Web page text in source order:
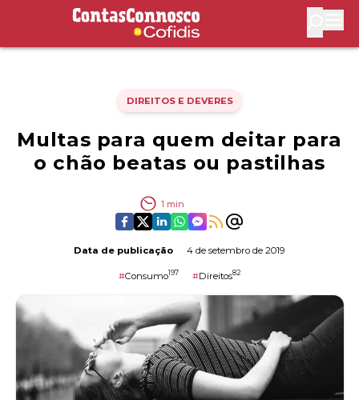
Contas Connosco by Cofidis
DIREITOS E DEVERES
Multas para quem deitar para
o chão beatas ou pastilhas
1 min
Data de publicação 4 de setembro de 2019
#Consumo197 #Direitos82